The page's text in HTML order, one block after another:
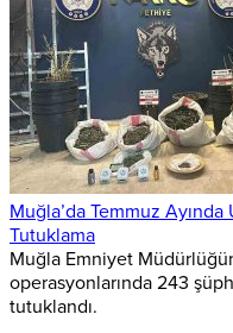
Muğla’da Temmuz
Tutuklama
Muğla Emniyet
operasyonlarında 243
tutuklandı.